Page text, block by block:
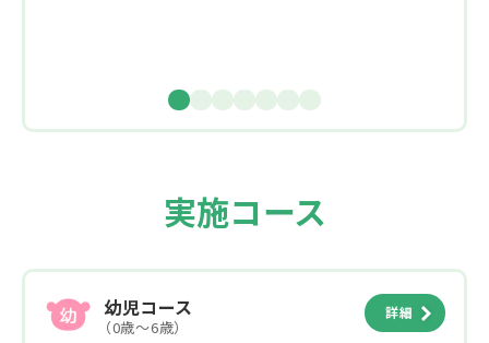
実施コース
幼児コース
（0歳～6歳）
詳細